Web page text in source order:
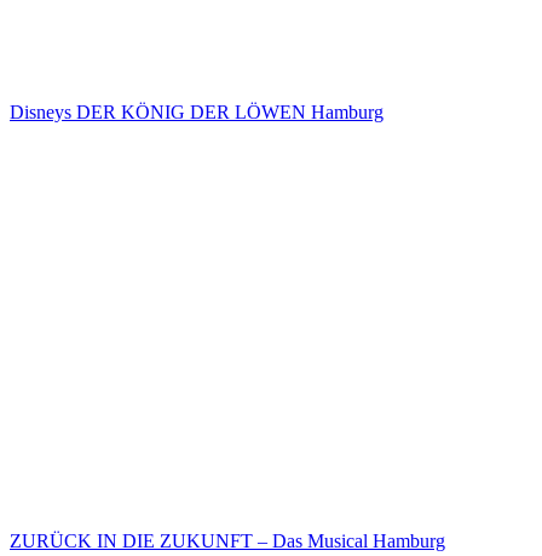
Disneys DER KÖNIG DER LÖWEN Hamburg
ZURÜCK IN DIE ZUKUNFT – Das Musical Hamburg